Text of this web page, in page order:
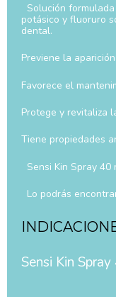
Solución
potásico y fluoruro
dental.
Previene la
Favorece el
Protege y revitaliza
Tiene propiedades
Sensi Kin Spray 40
Lo podrás
Sensi Kin